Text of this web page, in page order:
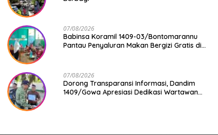
07/08/2026
Babinsa Koramil 1409-03/Bontomarannu
Pantau Penyaluran Makan Bergizi Gratis di
07/08/2026
Dorong Transparansi Informasi, Dandim
1409/Gowa Apresiasi Dedikasi Wartawan